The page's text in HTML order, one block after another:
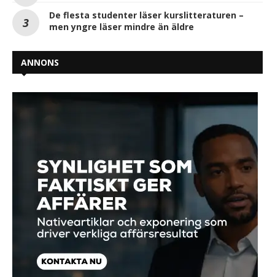
De flesta studenter läser kurslitteraturen –
men yngre läser mindre än äldre
ANNONS